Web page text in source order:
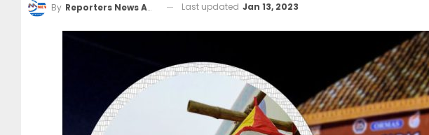
By Reporters News Agency Last updated Jan 13, 2023